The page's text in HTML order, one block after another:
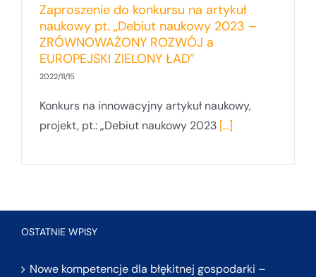
Zaproszenie do konkursu na artykuł
naukowy pt. „Debiut naukowy 2023 –
ZRÓWNOWAŻONY ROZWÓJ a
EUROPEJSKI ZIELONY ŁAD”
2022/11/15
Konkurs na innowacyjny artykuł naukowy,
projekt, pt.: „Debiut naukowy 2023 [...]
OSTATNIE WPISY
Nowe kompetencje dla błękitnej gospodarki –